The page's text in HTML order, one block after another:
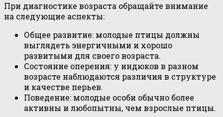
При диагностике возраста обращайте внимание
на следующие аспекты:
Общее развитие: молодые птицы должны
выглядеть энергичными и хорошо
развитыми для своего возраста.
Состояние оперения: у индюков в разном
возрасте наблюдаются различия в структуре
и качестве перьев.
Поведение: молодые особи обычно более
активны и любопытны, чем взрослые птицы.